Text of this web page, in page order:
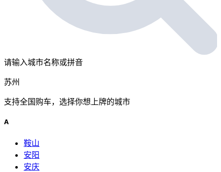
请输入城市名称或拼音
苏州
支持全国购车，选择你想上牌的城市
A
鞍山
安阳
安庆